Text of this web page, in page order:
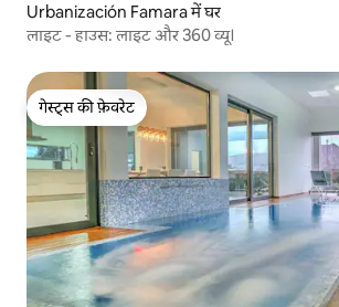
Urbanización Famara में घर
लाइट - हाउस: लाइट और 360 व्यू।
गेस्ट्स की फ़ेवरेट
गेस्ट्स की फ़ेवरेट